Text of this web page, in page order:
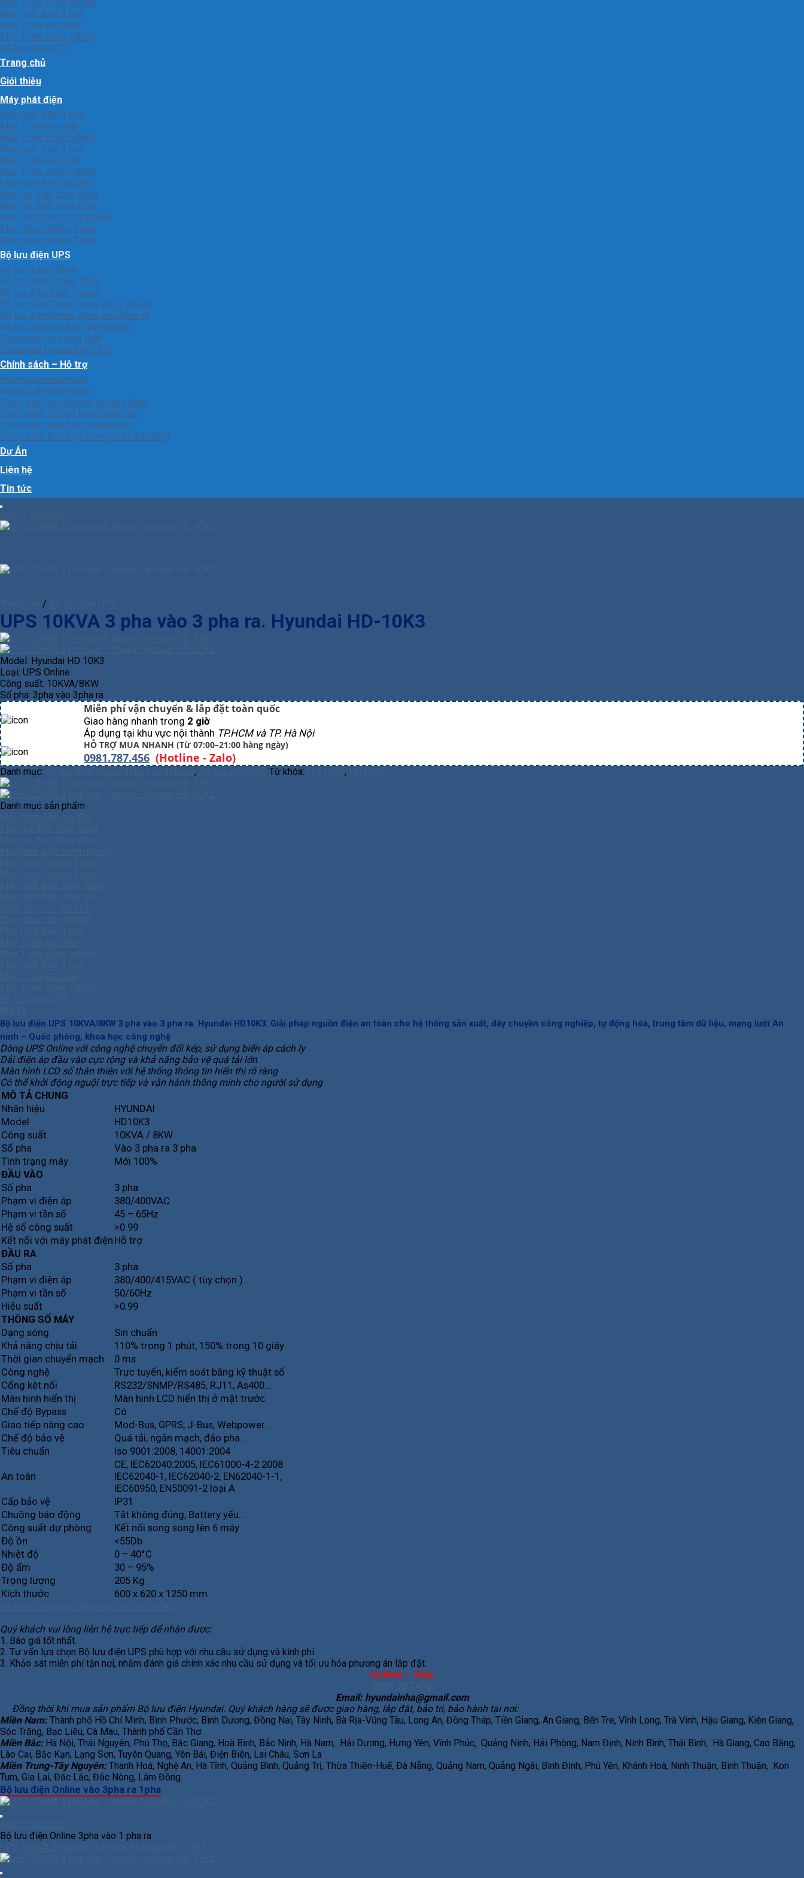
Máy phát điện 3 pha
Máy 3 pha gia đình
Máy 3 pha công nghiệp
Bộ lưu điện UPS
Trang chủ
Giới thiệu
Máy phát điện
Máy phát điện 1 pha
Máy 1 pha gia đình
Máy 1 pha công nghiệp
Máy phát điện 3 pha
Máy 3 pha gia đình
Máy 3 pha công nghiệp
Máy phát điện gia đình
Máy gia đình chạy xăng
Máy gia đình chạy dầu
Máy phát điện công nghiệp
Máy công nghiệp 1 pha
Máy công nghiêp 3 pha
Bộ lưu điện UPS
Bộ lưu điện Offline
Bộ lưu điện Online 1pha
Bộ lưu điện Rack Mount
Bộ lưu điện Online 3pha vào 1 pha ra
Bộ lưu điện Online 3pha vào 3pha ra
Bộ lưu điện gia đình, văn phòng
Catalogue máy phát điện
Catalogue bộ lưu điện UPS
Chính sách – Hỗ trợ
Hướng dẫn mua hàng
Hướng dẫn thanh toán
Chính sách vận chuyển và giao hàng
Chính sách đổi-trả hàng hoàn tiền
Chính sách Bảo hành sản phẩm
Chính sách Bảo mật thông tin khách hàng
Dự Án
Liên hệ
Tin tức
/
UPS 10KVA 3 pha vào 3 pha ra. Hyundai HD-10K3
Model: Hyundai HD 10K3
Loại: UPS Online
Công suất: 10KVA/8KW
Số pha: 3pha vào 3pha ra
Miễn phí vận chuyển & lắp đặt toàn quốc
Giao hàng nhanh trong 2 giờ
Áp dụng tại khu vực nội thành TP.HCM và TP. Hà Nội
HỖ TRỢ MUA NHANH (Từ 07:00–21:00 hàng ngày)
0981.787.456 (Hotline - Zalo)
Danh mục: , Từ khóa: ,
Danh mục sản phẩm
Bộ lưu điện UPS 10KVA/8KW 3 pha vào 3 pha ra. Hyundai HD10K3. Giải pháp nguồn điện an toàn cho hệ thống sản xuất, dây chuyền công nghiệp, tự động hóa, trung tâm dữ liệu, mạng lưới An
ninh – Quốc phòng, khoa học công nghệ
Dòng UPS Online với công nghệ chuyển đổi kép, sử dụng biến áp cách ly
Dải điện áp đầu vào cực rộng và khả năng bảo vệ quá tải lớn
Màn hình LCD số thân thiện với hệ thống thông tin hiển thị rõ ràng
Có thể khởi động nguội trực tiếp và vận hành thông minh cho người sử dụng
MÔ TẢ CHUNG
Nhãn hiệu
HYUNDAI
Model
HD10K3
Công suất
10KVA / 8KW
Số pha
Vào 3 pha ra 3 pha
Tình trạng máy
Mới 100%
ĐẦU VÀO
Số pha
3 pha
Phạm vi điện áp
380/400VAC
Phạm vi tần số
45 – 65Hz
Hệ số công suất
>0.99
Kết nối với máy phát điện Hỗ trợ
ĐẦU RA
Số pha
3 pha
Phạm vi điện áp
380/400/415VAC ( tùy chọn )
Phạm vi tần số
50/60Hz
Hiệu suất
>0.99
THÔNG SỐ MÁY
Dạng sóng
Sin chuẩn
Khả năng chịu tải
110% trong 1 phút, 150% trong 10 giây
Thời gian chuyển mạch
0 ms
Công nghệ
Trực tuyến, kiểm soát bằng kỹ thuật số
Cổng kêt nối
RS232/SNMP/RS485, RJ11, As400…
Màn hình hiển thị
Màn hình LCD hiển thị ở mặt trước
Chế độ Bypass
Có
Giao tiếp nâng cao
Mod-Bus, GPRS, J-Bus, Webpower…
Chế độ bảo vệ
Quá tải, ngắn mạch, đảo pha…
Tiêu chuẩn
Iso 9001:2008, 14001:2004
An toàn
CE, IEC62040:2005, IEC61000-4-2:2008
IEC62040-1, IEC62040-2, EN62040-1-1,
IEC60950, EN50091-2 loại A
Cấp bảo vệ
IP31
Chuông báo động
Tắt không đúng, Battery yếu…
Công suất dự phòng
Kết nối song song lên 6 máy
Độ ồn
<55Db
Nhiệt độ
0 – 40°C
Độ ẩm
30 – 95%
Trọng lượng
205 Kg
Kích thước
600 x 620 x 1250 mm
Quý khách vui lòng liên hệ trực tiếp để nhận được:
1. Báo giá tốt nhất.
2. Tư vấn lựa chọn Bộ lưu điện UPS phù hợp với nhu cầu sử dụng và kinh phí.
3. Khảo sát miễn phí tận nơi, nhằm đánh giá chính xác nhu cầu sử dụng và tối ưu hóa phương án lắp đặt.
Hotline – Zalo
Email: hyundainha@gmail.com
Đồng thời khi mua sản phẩm Bộ lưu điện Hyundai. Quý khách hàng sẽ được giao hàng, lắp đặt, bảo trì, bảo hành tại nơi:
Miền Nam:Thành phố Hồ Chí Minh, Bình Phước, Bình Dương, Đồng Nai, Tây Ninh, Bà Rịa-Vũng Tàu, Long An, Đồng Tháp, Tiền Giang, An Giang, Bến Tre, Vĩnh Long, Trà Vinh, Hậu Giang, Kiên Giang,
Sóc Trăng, Bạc Liêu, Cà Mau, Thành phố Cần Thơ.
Miền Bắc: Hà Nội, Thái Nguyên, Phú Thọ, Bắc Giang, Hoà Bình, Bắc Ninh, Hà Nam, Hải Dương, Hưng Yên, Vĩnh Phúc, Quảng Ninh, Hải Phòng, Nam Định, Ninh Bình, Thái Bình, Hà Giang, Cao Bằng,
Lào Cai, Bắc Kạn, Lạng Sơn, Tuyên Quang, Yên Bái, Điện Biên, Lai Châu, Sơn La
Miền Trung-Tây Nguyên:Thanh Hoá, Nghệ An, Hà Tĩnh, Quảng Bình, Quảng Trị, Thừa Thiên-Huế, Đà Nẵng, Quảng Nam, Quảng Ngãi, Bình Định, Phú Yên, Khánh Hoà, Ninh Thuận, Bình Thuận, Kon
Tum, Gia Lai, Đắc Lắc, Đắc Nông, Lâm Đồng.
Bộ lưu điện Online vào 3pha ra 1pha
Bộ lưu điện Online 3pha vào 1 pha ra